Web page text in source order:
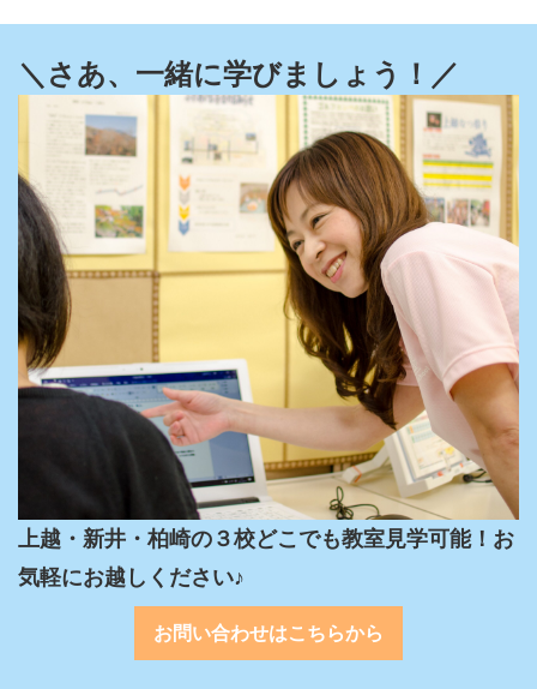
＼さあ、一緒に学びましょう！／
上越・新井・柏崎の３校どこでも教室見学可能！お
気軽にお越しください♪
お問い合わせはこちらから